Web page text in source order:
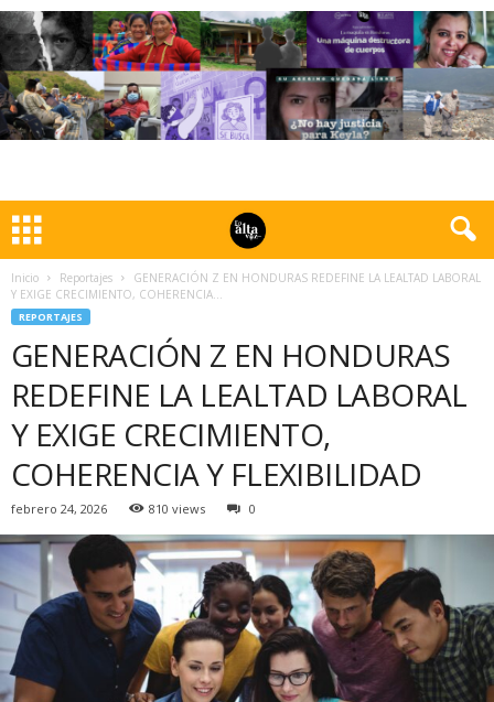
Inicio Reportajes
GENERACIÓN Z EN HONDURAS REDEFINE LA LEALTAD LABORAL
Y EXIGE CRECIMIENTO, COHERENCIA...
REPORTAJES
GENERACIÓN Z EN HONDURAS
REDEFINE LA LEALTAD LABORAL
Y EXIGE CRECIMIENTO,
COHERENCIA Y FLEXIBILIDAD
febrero 24, 2026 810 views 0